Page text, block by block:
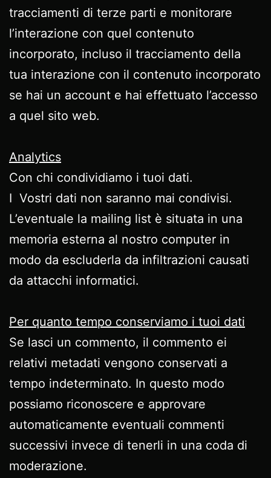
tracciamenti di terze parti e monitorare
l’interazione con quel contenuto
incorporato, incluso il tracciamento della
tua interazione con il contenuto incorporato
se hai un account e hai effettuato l’accesso
a quel sito web.
Analytics
Con chi condividiamo i tuoi dati.
I Vostri dati non saranno mai condivisi.
L’eventuale la mailing list è situata in una
memoria esterna al nostro computer in
modo da escluderla da infiltrazioni causati
da attacchi informatici.
Per quanto tempo conserviamo i tuoi dati
Se lasci un commento, il commento ei
relativi metadati vengono conservati a
tempo indeterminato. In questo modo
possiamo riconoscere e approvare
automaticamente eventuali commenti
successivi invece di tenerli in una coda di
moderazione.